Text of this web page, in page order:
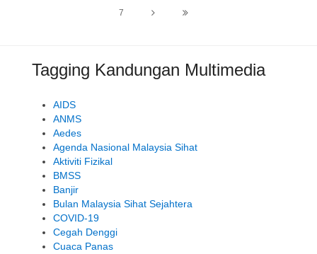
7
Tagging Kandungan Multimedia
AIDS
ANMS
Aedes
Agenda Nasional Malaysia Sihat
Aktiviti Fizikal
BMSS
Banjir
Bulan Malaysia Sihat Sejahtera
COVID-19
Cegah Denggi
Cuaca Panas